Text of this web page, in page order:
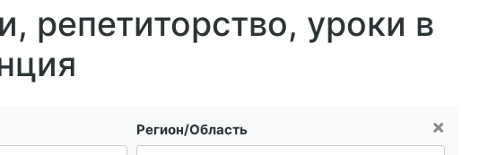
репетиторство, уроки в
×
Регион/Область